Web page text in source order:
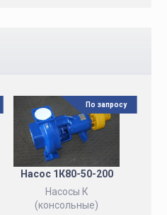
Насос 1К80-50-200
Насосы К
(консольные)
По запросу